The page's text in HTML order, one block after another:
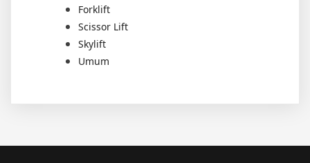
Forklift
Scissor Lift
Skylift
Umum